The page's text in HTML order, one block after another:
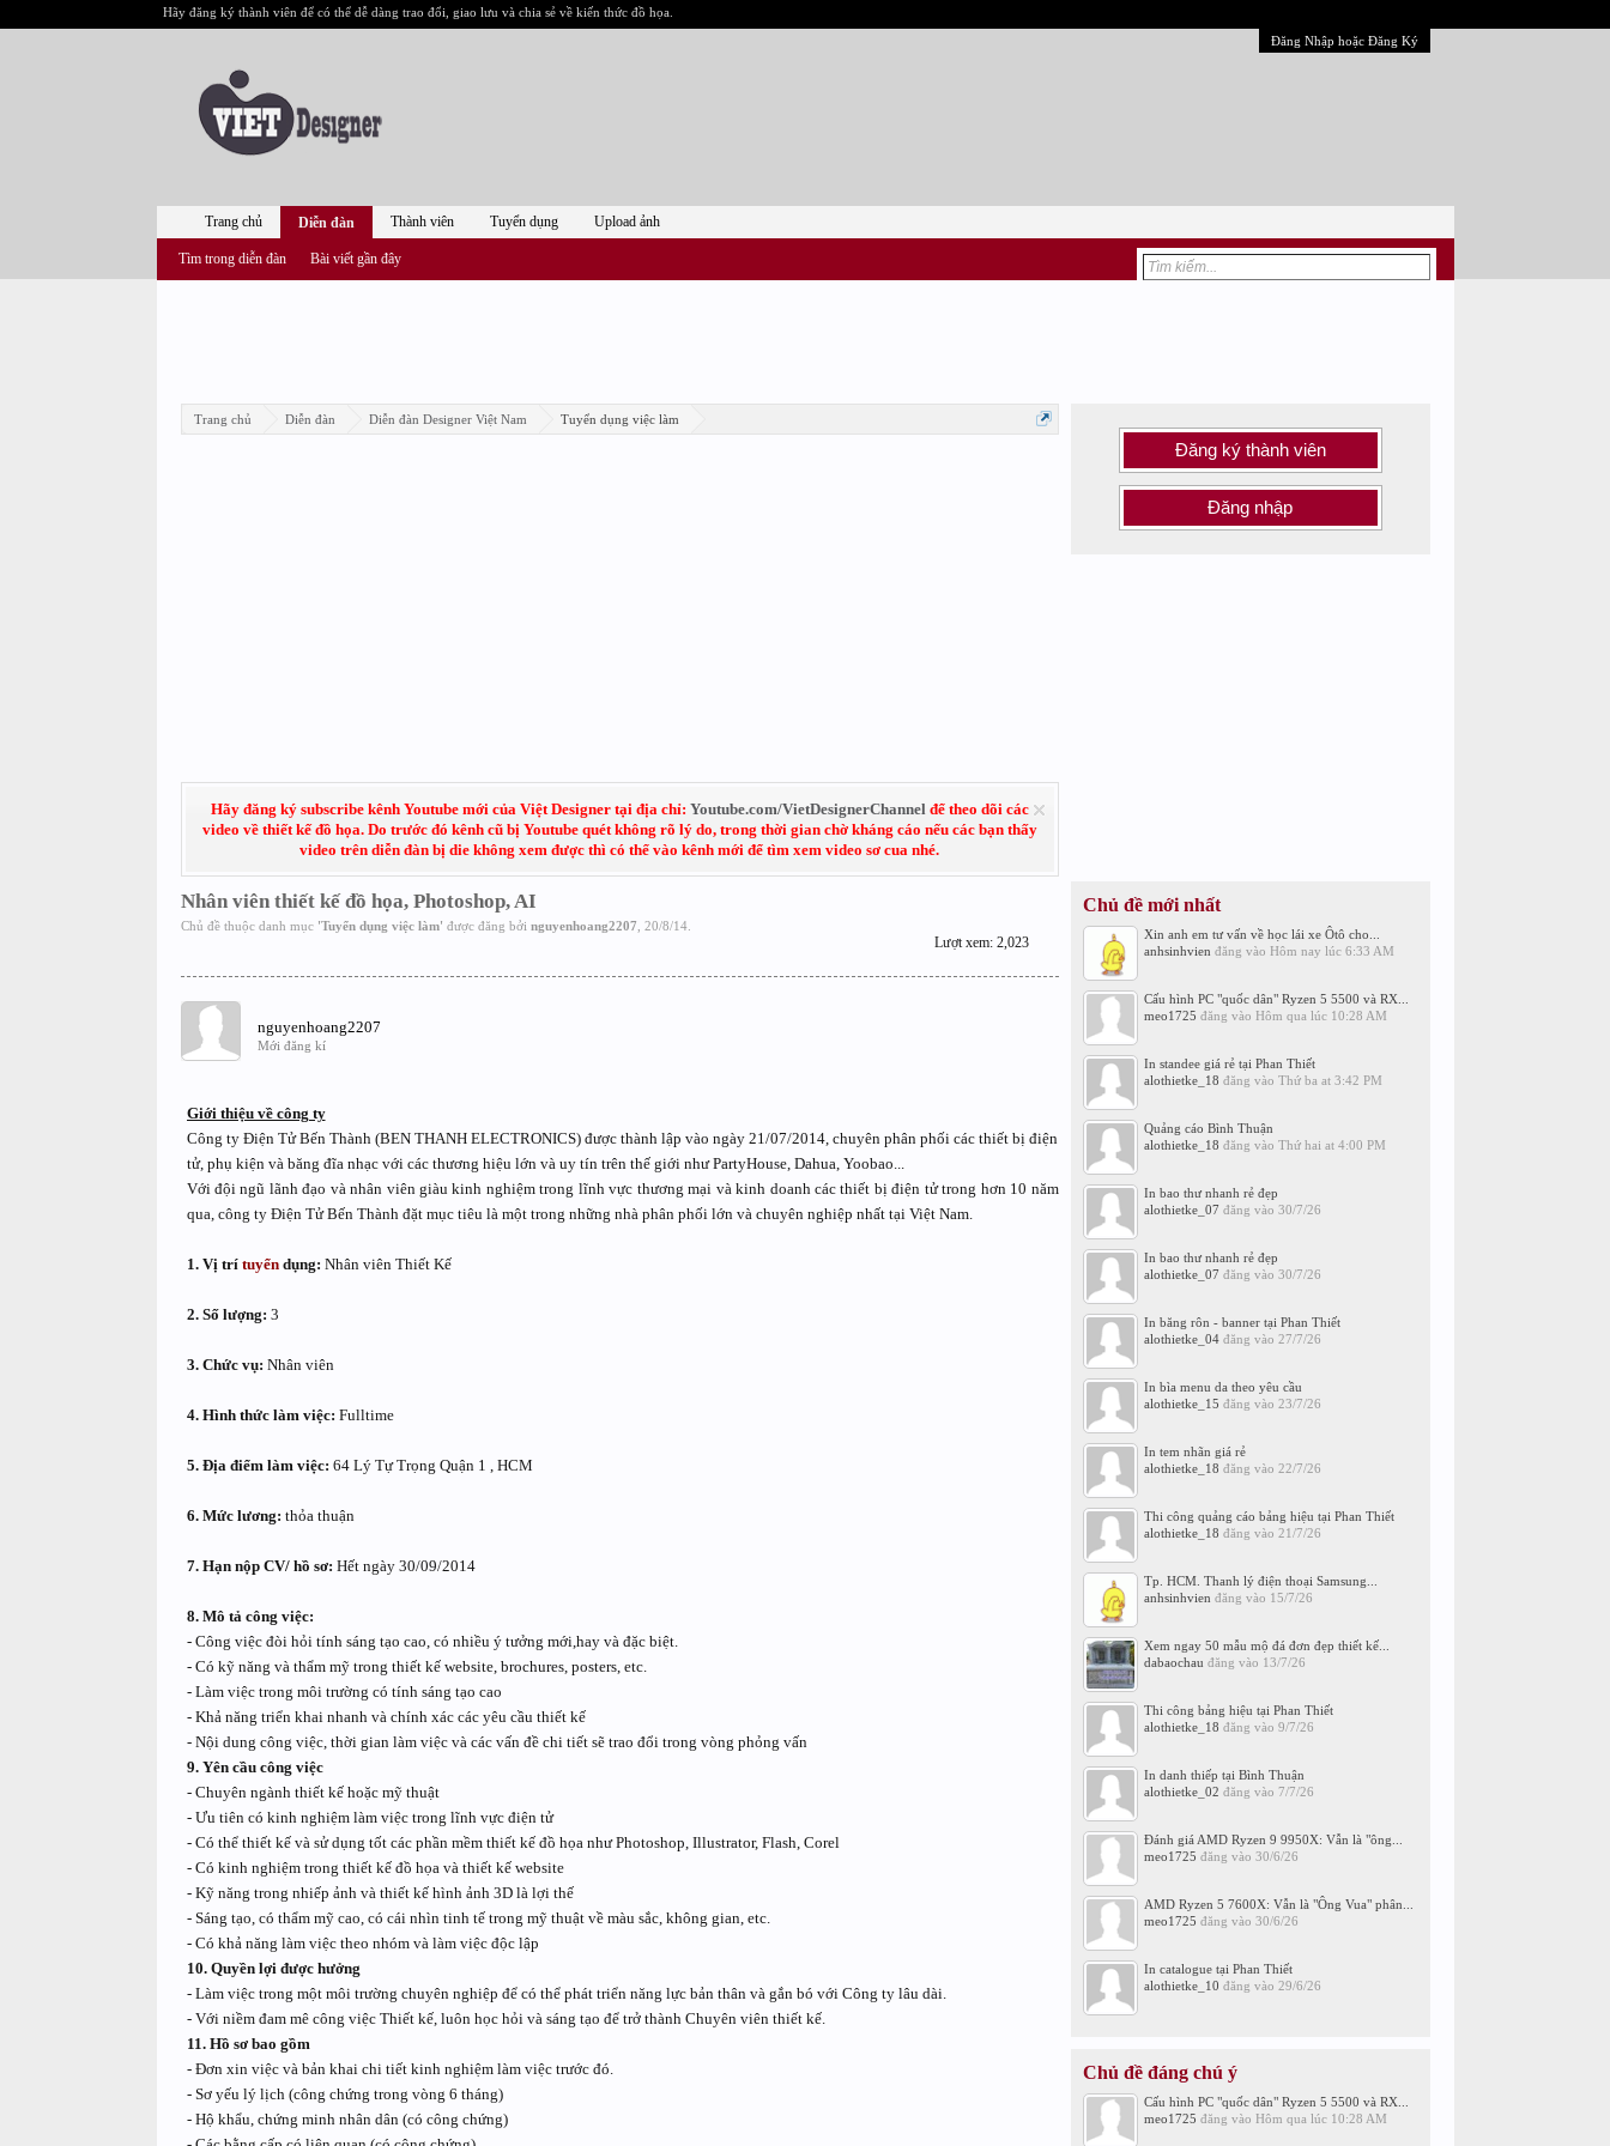
Hãy đăng ký thành viên để có thể dễ dàng trao đổi, giao lưu và chia sẻ về kiến thức đồ họa.
Đăng Nhập hoặc Đăng Ký
Trang chủ Diễn đàn Diễn đàn Designer Việt Nam Tuyển dụng việc làm
Hãy đăng ký subscribe kênh Youtube mới của Việt Designer tại địa chỉ: Youtube.com/VietDesignerChannelđể theo dõi các
video về thiết kế đồ họa. Do trước đó kênh cũ bị Youtube quét không rõ lý do, trong thời gian chờ kháng cáo nếu các bạn thấy
video trên diễn đàn bị die không xem được thì có thể vào kênh mới để tìm xem video sơ cua nhé.
Nhân viên thiết kế đồ họa, Photoshop, AI
Chủ đề thuộc danh mục 'Tuyển dụng việc làm' được đăng bởi nguyenhoang2207 20/8/14.
Lượt xem: 2,023
nguyenhoang2207
Mới đăng kí
Giới thiệu về công ty
Công ty Điện Tử Bến Thành (BEN THANH ELECTRONICS) được thành lập vào ngày 21/07/2014, chuyên phân phối các thiết bị điện
tử, phụ kiện và băng đĩa nhạc với các thương hiệu lớn và uy tín trên thế giới như PartyHouse, Dahua, Yoobao...
Với đội ngũ lãnh đạo và nhân viên giàu kinh nghiệm trong lĩnh vực thương mại và kinh doanh các thiết bị điện tử trong hơn 10 năm
qua, công ty Điện Tử Bến Thành đặt mục tiêu là một trong những nhà phân phối lớn và chuyên nghiệp nhất tại Việt Nam.
1. Vị trí tuyểndụng: Nhân viên Thiết Kế
2. Số lượng: 3
3. Chức vụ: Nhân viên
4. Hình thức làm việc: Fulltime
5. Địa điểm làm việc: 64 Lý Tự Trọng Quận 1 , HCM
6. Mức lương: thỏa thuận
7. Hạn nộp CV/ hồ sơ: Hết ngày 30/09/2014
8. Mô tả công việc:
- Công việc đòi hỏi tính sáng tạo cao, có nhiều ý tưởng mới,hay và đặc biệt.
- Có kỹ năng và thẩm mỹ trong thiết kế website, brochures, posters, etc.
- Làm việc trong môi trường có tính sáng tạo cao
- Khả năng triển khai nhanh và chính xác các yêu cầu thiết kế
- Nội dung công việc, thời gian làm việc và các vấn đề chi tiết sẽ trao đổi trong vòng phỏng vấn
9. Yên cầu công việc
- Chuyên ngành thiết kế hoặc mỹ thuật
- Ưu tiên có kinh nghiệm làm việc trong lĩnh vực điện tử
- Có thể thiết kế và sử dụng tốt các phần mềm thiết kế đồ họa như Photoshop, Illustrator, Flash, Corel
- Có kinh nghiệm trong thiết kế đồ họa và thiết kế website
- Kỹ năng trong nhiếp ảnh và thiết kế hình ảnh 3D là lợi thế
- Sáng tạo, có thẩm mỹ cao, có cái nhìn tinh tế trong mỹ thuật về màu sắc, không gian, etc.
- Có khả năng làm việc theo nhóm và làm việc độc lập
10. Quyền lợi được hưởng
- Làm việc trong một môi trường chuyên nghiệp để có thể phát triển năng lực bản thân và gắn bó với Công ty lâu dài.
- Với niềm đam mê công việc Thiết kế, luôn học hỏi và sáng tạo để trở thành Chuyên viên thiết kế.
11. Hồ sơ bao gồm
- Đơn xin việc và bản khai chi tiết kinh nghiệm làm việc trước đó.
- Sơ yếu lý lịch (công chứng trong vòng 6 tháng)
- Hộ khẩu, chứng minh nhân dân (có công chứng)
Đăng ký thành viên
Đăng nhập
Chủ đề mới nhất
Xin anh em tư vấn về học lái xe Ôtô cho...
anhsinhvien đăng vào Hôm nay lúc 6:33 AM
Cấu hình PC "quốc dân" Ryzen 5 5500 và RX...
meo1725 đăng vào Hôm qua lúc 10:28 AM
In standee giá rẻ tại Phan Thiết
alothietke_18 đăng vào Thứ ba at 3:42 PM
Quảng cáo Bình Thuận
alothietke_18 đăng vào Thứ hai at 4:00 PM
In bao thư nhanh rẻ đẹp
alothietke_07 đăng vào 30/7/26
In bao thư nhanh rẻ đẹp
alothietke_07 đăng vào 30/7/26
In băng rôn - banner tại Phan Thiết
alothietke_04đăng vào 27/7/26
In bìa menu da theo yêu cầu
alothietke_15 đăng vào 23/7/26
In tem nhãn giá rẻ
alothietke_18 đăng vào 22/7/26
Thi công quảng cáo bảng hiệu tại Phan Thiết
alothietke_18 đăng vào 21/7/26
Tp. HCM. Thanh lý điện thoại Samsung...
anhsinhvien đăng vào 15/7/26
Xem ngay 50 mẫu mộ đá đơn đẹp thiết kế...
dabaochau đăng vào 13/7/26
Thi công bảng hiệu tại Phan Thiết
alothietke_18 đăng vào 9/7/26
In danh thiếp tại Bình Thuận
alothietke_02 đăng vào 7/7/26
Đánh giá AMD Ryzen 9 9950X: Vẫn là "ông...
meo1725 đăng vào 30/6/26
AMD Ryzen 5 7600X: Vẫn là "Ông Vua" phân...
meo1725 đăng vào 30/6/26
In catalogue tại Phan Thiết
alothietke_10 đăng vào 29/6/26
Chủ đề đáng chú ý
Cấu hình PC "quốc dân" Ryzen 5 5500 và RX...
meo1725 đăng vào Hôm qua lúc 10:28 AM
Trang chủ Diễn đàn
Tìm trong diễn đàn Bài viết gần đây
Thành viên Tuyển dụng Upload ảnh